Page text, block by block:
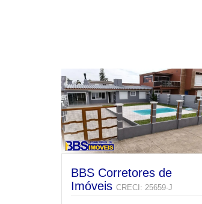
BBS Corretores de
Imóveis CRECI: 25659-J